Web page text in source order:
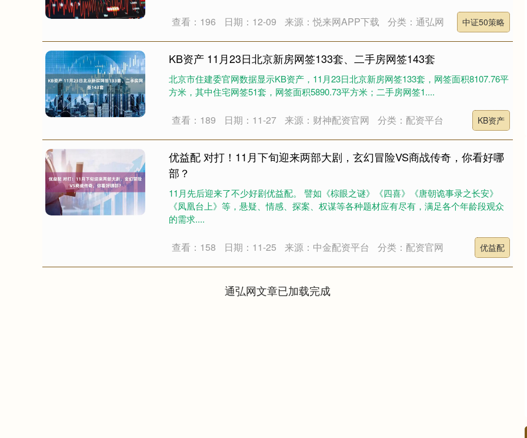
查看：196 日期：12-09 来源：悦来网APP下载 分类：通弘网 中证50策略
KB资产 11月23日北京新房网签133套、二手房网签143套
北京市住建委官网数据显示KB资产，11月23日北京新房网签133套，网签面积8107.76平
方米，其中住宅网签51套，网签面积5890.73平方米；二手房网签1....
查看：189 日期：11-27 来源：财神配资官网 分类：配资平台 KB资产
优益配 对打！11月下旬迎来两部大剧，玄幻冒险VS商战传奇，你看好哪
部？
11月先后迎来了不少好剧优益配。 譬如《棕眼之谜》《四喜》《唐朝诡事录之长安》
《凤凰台上》等，悬疑、情感、探案、权谋等各种题材应有尽有，满足各个年龄段观众
的需求....
查看：158 日期：11-25 来源：中金配资平台 分类：配资官网 优益配
通弘网文章已加载完成